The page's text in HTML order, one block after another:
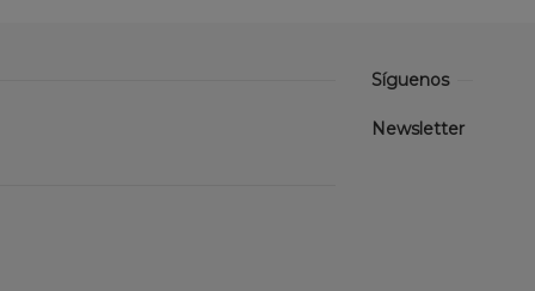
Síguenos
Newsletter